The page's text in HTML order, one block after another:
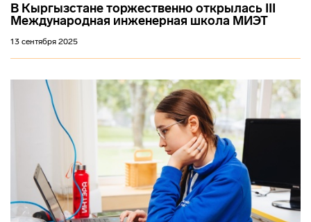
В Кыргызстане торжественно открылась III
Международная инженерная школа МИЭТ
13 сентября 2025